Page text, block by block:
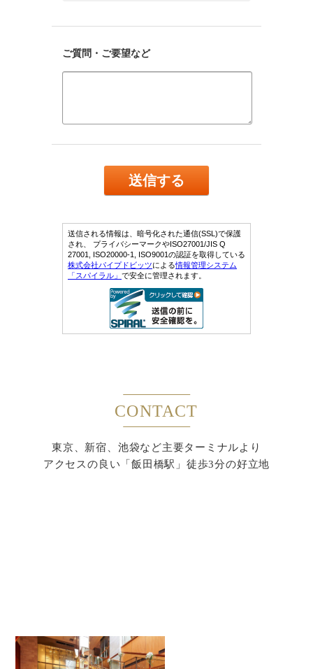
CONTACT
東京、新宿、池袋など主要ターミナルより
アクセスの良い「飯田橋駅」徒歩3分の好立地